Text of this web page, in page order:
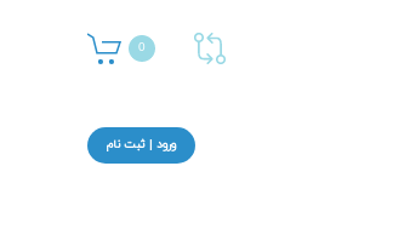
0
ورود | ثبت نام